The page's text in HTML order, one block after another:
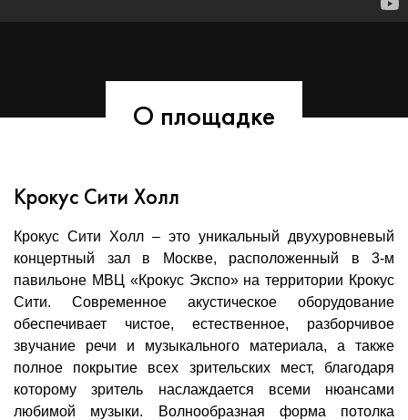
О площадке
Крокус Сити Холл
Крокус Сити Холл – это уникальный двухуровневый
концертный зал в Москве, расположенный в 3-м
павильоне МВЦ «Крокус Экспо» на территории Крокус
Сити. Современное акустическое оборудование
обеспечивает чистое, естественное, разборчивое
звучание речи и музыкального материала, а также
полное покрытие всех зрительских мест, благодаря
которому зритель наслаждается всеми нюансами
любимой музыки. Волнообразная форма потолка